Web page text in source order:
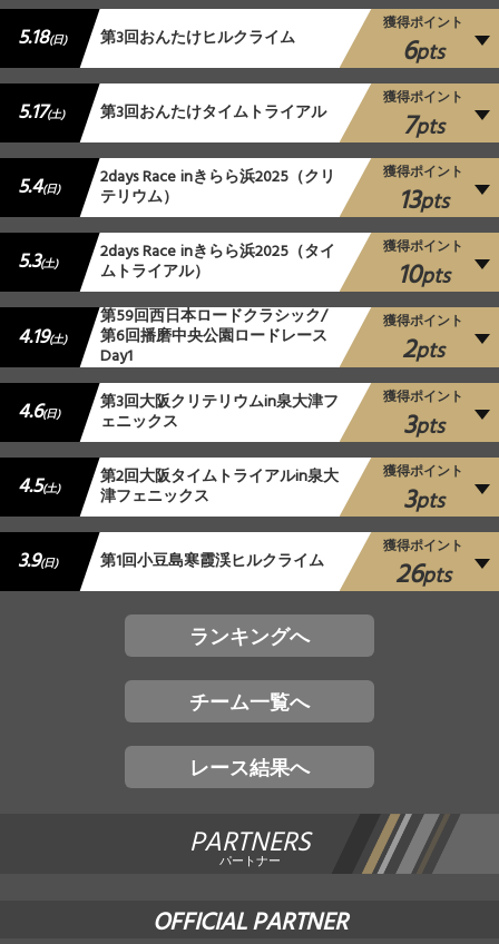
5.18(日) 第3回おんたけヒルクライム
獲得ポイント
6pts
5.17(土) 第3回おんたけタイムトライアル
獲得ポイント
7pts
5.4(日) 2days Race inきらら浜2025（クリ
テリウム）
獲得ポイント
13pts
5.3(土) 2days Race inきらら浜2025（タイ
ムトライアル）
獲得ポイント
10pts
4.19(土)
第59回西日本ロードクラシック/
第6回播磨中央公園ロードレース
Day1
獲得ポイント
2pts
4.6(日) 第3回大阪クリテリウムin泉大津フ
ェニックス
獲得ポイント
3pts
4.5(土) 第2回大阪タイムトライアルin泉大
津フェニックス
獲得ポイント
3pts
3.9(日) 第1回小豆島寒霞渓ヒルクライム
獲得ポイント
26pts
ランキングへ
チーム一覧へ
レース結果へ
PARTNERS
パートナー
OFFICIAL PARTNER